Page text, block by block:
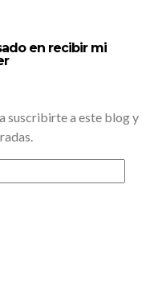
en recibir mi
suscribirte a este blog y